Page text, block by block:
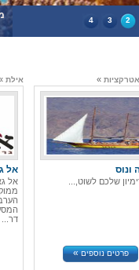
2
3
4
אטרקציות »
ונוס
שלכם לשוט,...
פרטים נוספים»
אילת
אל
אל
דר...